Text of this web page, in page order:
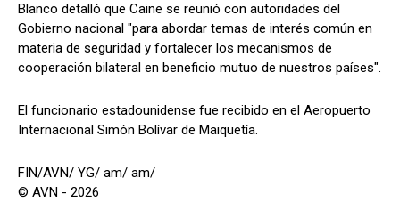
Blanco detalló que Caine se reunió con autoridades del
Gobierno nacional "para abordar temas de interés común en
materia de seguridad y fortalecer los mecanismos de
cooperación bilateral en beneficio mutuo de nuestros países".
El funcionario estadounidense fue recibido en el Aeropuerto
Internacional Simón Bolívar de Maiquetía.
FIN/AVN/ YG/ am/ am/
© AVN - 2026